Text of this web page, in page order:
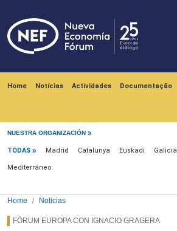
Home Notícias Actividades Documentação
NUESTRA ORGANIZACIÓN
Menú noticias
TODAS Madrid Catalunya Euskadi Galicia
Mediterráneo
Home Noticias
FÓRUM EUROPA CON IGNACIO GRAGERA